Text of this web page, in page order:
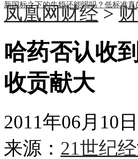
新国标之下的牛奶还能喝吗？低标准
凤凰网财经>
哈药否认收
收贡献大
2011年06月10
来源： 21世纪